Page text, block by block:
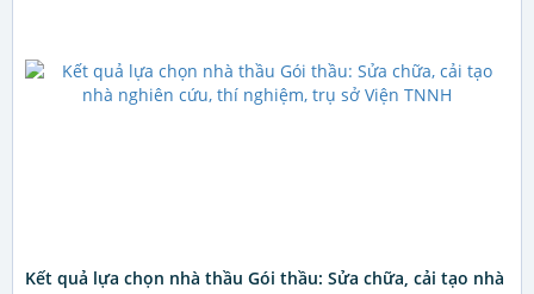
Kết quả lựa chọn nhà thầu Gói thầu: Sửa chữa, cải tạo nhà